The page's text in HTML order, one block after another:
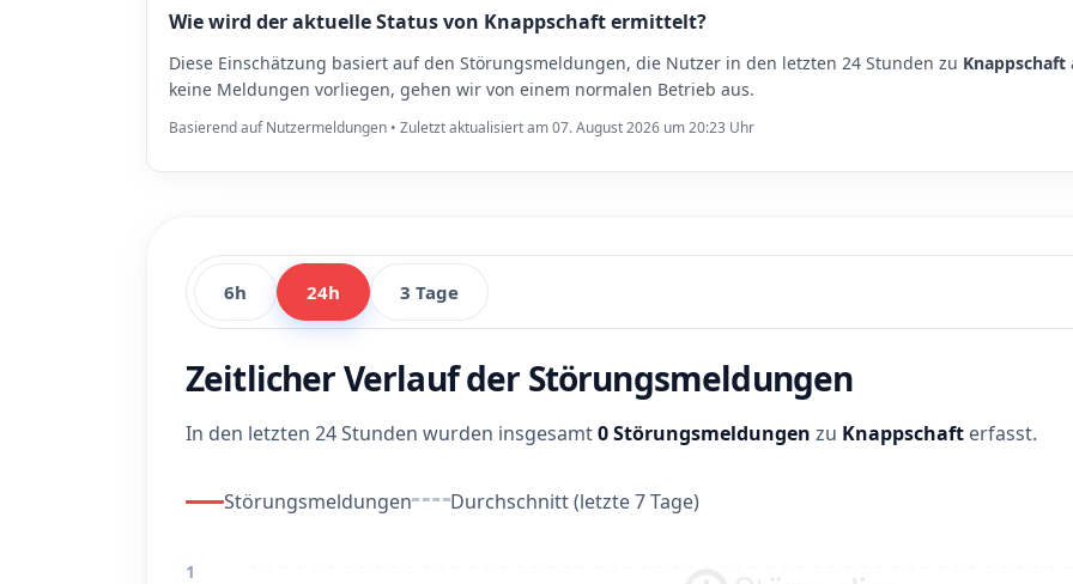
Wie wird der aktuelle Status von Knappschaft ermittelt?
Diese Einschätzung basiert auf den Störungsmeldungen, die Nutzer in den letzten 24 Stunden zu Knappschaft
keine Meldungen vorliegen, gehen wir von einem normalen Betrieb aus.
Basierend auf Nutzermeldungen • Zuletzt aktualisiert am 07. August 2026 um 20:23 Uhr
6h 24h 3 Tage
Zeitlicher Verlauf der Störungsmeldungen
In den letzten 24 Stunden wurden insgesamt0 Störungsmeldungen zu Knappschaft erfasst.
Störungsmeldungen Durchschnitt (letzte 7 Tage)
1